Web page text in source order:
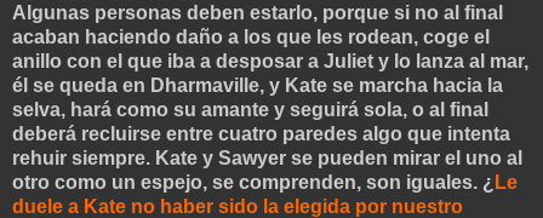
Algunas personas deben estarlo, porque si no al final
acaban haciendo daño a los que les rodean, coge el
anillo con el que iba a desposar a Juliet y lo lanza al mar,
él se queda en Dharmaville, y Kate se marcha hacia la
selva, hará como su amante y seguirá sola, o al final
deberá recluirse entre cuatro paredes algo que intenta
rehuir siempre. Kate y Sawyer se pueden mirar el uno al
otro como un espejo, se comprenden, son iguales. ¿ Le
duele a Kate no haber sido la elegida por nuestro